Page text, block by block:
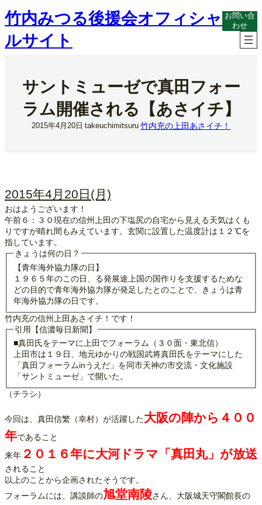
内
容
ス
キ
竹内みつる後援会オフィシャ
ルサイト
お問い合
わせ
サントミューゼで真田フォー
ラム開催される【あさイチ】
2015年4月20日 takeuchimitsuru 竹内充の上田あさイチ！
2015年4月20日(月)
おはようございます！
午前６：３０現在の信州上田の下塩尻の自宅から見える天気はくも
りですが晴れ間もみえています。玄関に設置した温度計は１２℃を
指しています。
きょうは何の日？
【青年海外協力隊の日】
１９６５年のこの日、る発展途上国の国作りを支援するためな
どの目的で青年海外協力隊が発足したとのことで、きょうは青
年海外協力隊の日です。
竹内充の信州上田あさイチ！です！
引用【信濃毎日新聞】
■真田氏をテーマに上田でフォーラム（３０面・東北信）
上田市は１９日、地元ゆかりの戦国武将真田氏をテーマにした
「真田フォーラムinうえだ」を同市天神の市交流・文化施設
「サントミューゼ」で開いた。
（チラシ）
今回は、真田信繁（幸村）が活躍した大阪の陣から４００
年であること
来年 ２０１６年に大河ドラマ「真田丸」が放送
されること
以上のことから企画されたそうです。
フォーラムには、講談師の旭堂南陵さん、大阪城天守閣館長の